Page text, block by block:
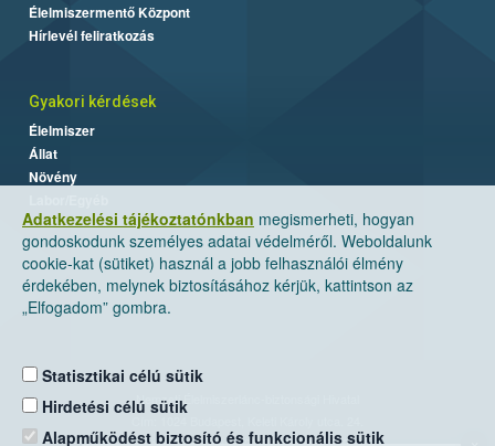
Adatkezelési tájékoztatónkban megismerheti, hogyan
gondoskodunk személyes adatai védelméről. Weboldalunk
cookie-kat (sütiket) használ a jobb felhasználói élmény
érdekében, melynek biztosításához kérjük, kattintson az
„Elfogadom” gombra.
Statisztikai célú sütik
Hirdetési célú sütik
Alapműködést biztosító és funkcionális sütik
Élelmiszermentő Központ
Hírlevél feliratkozás
Gyakori kérdések
Élelmiszer
Állat
Növény
Nemzeti Élelmiszerlánc-biztonsági Hivatal
Levelezési cím: 1525 Budapest. Pf. 30.